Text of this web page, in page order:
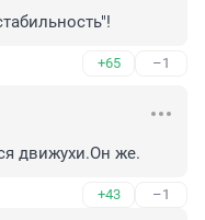
+65 –1
движухи.Он же.
+43 –1